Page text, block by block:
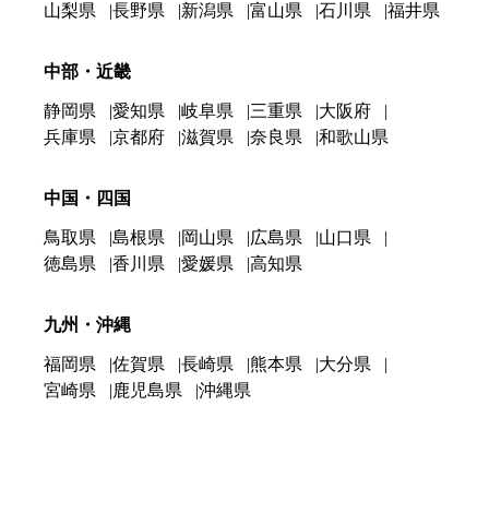
山梨県 長野県 新潟県 富山県 石川県 福井県
中部・近畿
静岡県 愛知県 岐阜県 三重県
大阪府
兵庫県
京都府 滋賀県 奈良県 和歌山県
中国・四国
鳥取県 島根県 岡山県 広島県
山口県
徳島県
香川県 愛媛県 高知県
九州・沖縄
福岡県 佐賀県 長崎県 熊本県
大分県
宮崎県
鹿児島県 沖縄県